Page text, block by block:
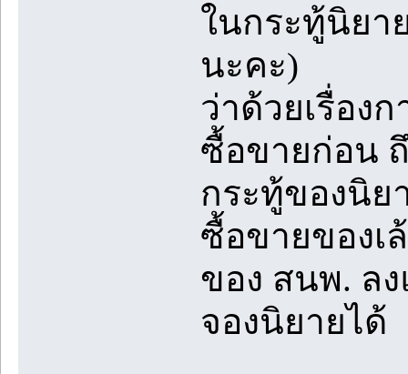
ในกระทู้นิยา
นะคะ)
ว่าด้วยเรื่อง
ซื้อขายก่อน
กระทู้ของนิ
ซื้อขายของเ
ของ สนพ. ล
จองนิยายได้